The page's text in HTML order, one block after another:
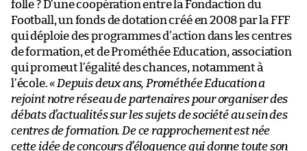
folle ? D’une coopération entre la Fondaction du
Football, un fonds de dotation créé en 2008 par la FFF
qui déploie des programmes d’action dans les centres
de formation, et de Prométhée Education, association
qui promeut l’égalité des chances, notamment à
l’école.« Depuis deux ans, Prométhée Education a
rejoint notre réseau de partenaires pour organiser des
débats d’actualités sur les sujets de société au sein des
centres de formation. De ce rapprochement est née
cette idée de concours d’éloquence qui donne toute son